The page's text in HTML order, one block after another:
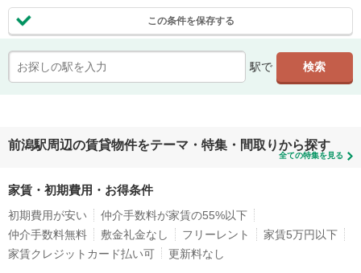
この条件を保存する
駅で
前潟駅周辺の賃貸物件をテーマ・特集・間取りから探す
全ての特集を見る
家賃・初期費用・お得条件
初期費用が安い
仲介手数料が家賃の55%以下
仲介手数料無料
敷金礼金なし フリーレント
家賃5万円以下
家賃クレジットカード払い可
更新料なし